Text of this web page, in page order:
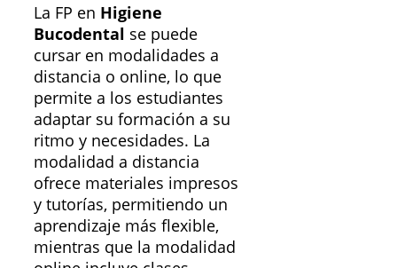
La FP en Higiene
Bucodental se puede
cursar en modalidades a
distancia o online, lo que
permite a los estudiantes
adaptar su formación a su
ritmo y necesidades. La
modalidad a distancia
ofrece materiales impresos
y tutorías, permitiendo un
aprendizaje más flexible,
mientras que la modalidad